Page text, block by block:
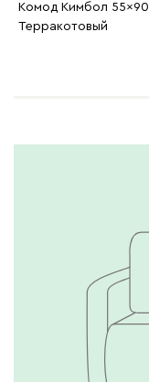
Комод Кимбол 55x90
Терракотовый